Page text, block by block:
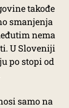
takođe
smanjenja
nema
U Sloveniji
po stopi od
samo na